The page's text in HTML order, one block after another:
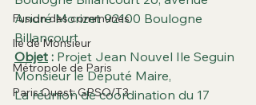
Fusion des communes
Ile de Monsieur
Métropole de Paris
Paris Ouest: GPSO/T3
André Morizet 92100 Boulogne
Billancourt
Objet : Projet Jean Nouvel Ile Seguin
Monsieur le Député Maire,
La réunion de coordination du 17